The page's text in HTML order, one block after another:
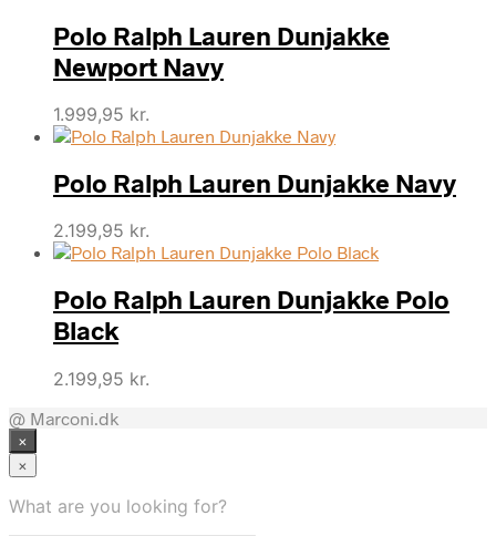
var:
1.599,95 kr..
er:
1.039,97 kr..
Polo Ralph Lauren Dunjakke
Newport Navy
1.999,95 kr.
Polo Ralph Lauren Dunjakke Navy
2.199,95 kr.
Polo Ralph Lauren Dunjakke Polo
Black
2.199,95 kr.
@ Marconi.dk
×
×
What are you looking for?